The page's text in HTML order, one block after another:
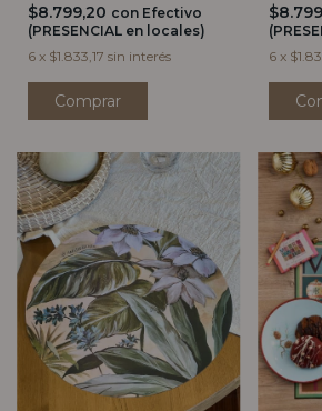
$8.799,20 con Efectivo
(PRESENCIAL en locales)
6 x $1.833,17 sin interés
6 x